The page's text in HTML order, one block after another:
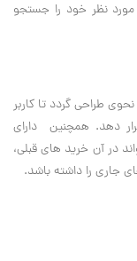
مورد نظر خود را جستجو
طراحی گردد تا کاربر
دهد. همچنین دارای
در آن خرید های قبلی،
جاری را داشته باشد.